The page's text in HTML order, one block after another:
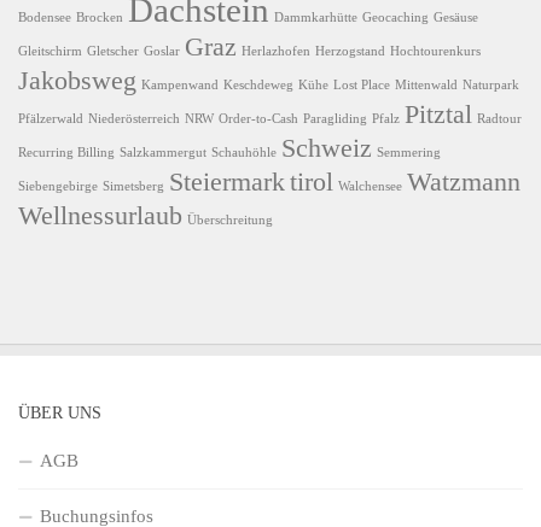
Bodensee Brocken Dachstein Dammkarhütte Geocaching Gesäuse
Gleitschirm Gletscher Goslar Graz Herlazhofen Herzogstand Hochtourenkurs
Jakobsweg Kampenwand Keschdeweg Kühe Lost Place Mittenwald Naturpark
Pfälzerwald Niederösterreich NRW Order-to-Cash Paragliding Pfalz Pitztal Radtour
Recurring Billing Salzkammergut Schauhöhle Schweiz Semmering
Siebengebirge Simetsberg Steiermarktirol Walchensee Watzmann
Wellnessurlaub Überschreitung
ÜBER UNS
AGB
Buchungsinfos